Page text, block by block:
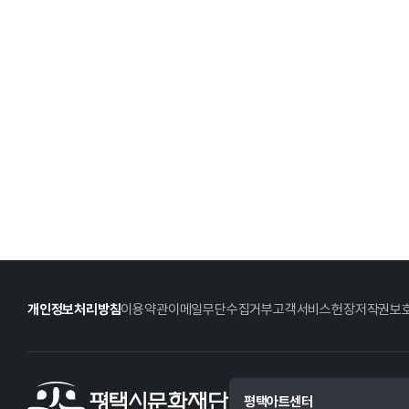
개인정보처리방침이용약관이메일무단수집거부고객서비스헌장저작권보
평택아트센터